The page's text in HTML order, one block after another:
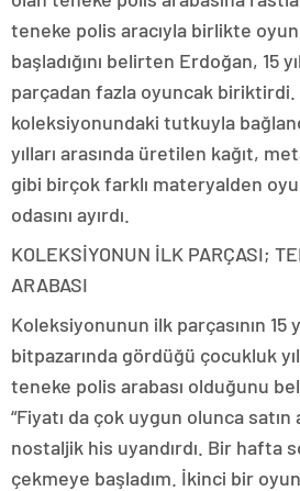
teneke polis aracıyla birlikte
başladığını belirten Erdoğan, 15
parçadan fazla oyuncak biriktirdi.
koleksiyonundaki tutkuyla
yılları arasında üretilen kağıt,
gibi birçok farklı materyalden
odasını ayırdı.
KOLEKSİYONUN İLK PARÇASI;
ARABASI
Koleksiyonunun ilk parçasının 15
bitpazarında gördüğü çocukluk
teneke polis arabası olduğunu
“Fiyatı da çok uygun olunca satın
nostaljik his uyandırdı. Bir hafta
çekmeye başladım. İkinci bir